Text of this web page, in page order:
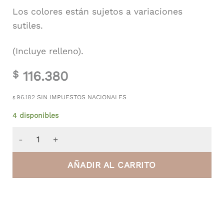
Los colores están sujetos a variaciones
sutiles.
(Incluye relleno).
$ 116.380
$96.182 SIN IMPUESTOS NACIONALES
4 disponibles
AÑADIR AL CARRITO